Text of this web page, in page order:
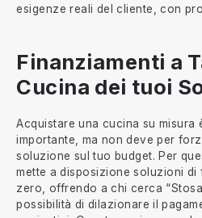
esigenze reali del cliente, con
Finanziamenti a
Cucina dei tuoi
Acquistare una cucina su misura
importante, ma non deve per
soluzione sul tuo budget. Per
mette a disposizione soluzioni di
zero, offrendo a chi cerca
possibilità di dilazionare il